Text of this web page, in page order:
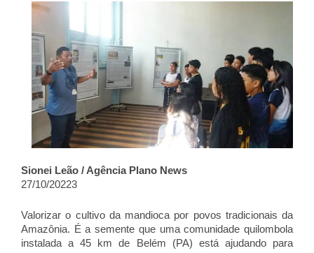
Sionei Leão / Agência Plano News
27/10/20223
Valorizar o cultivo da mandioca por povos tradicionais da
Amazônia. É a semente que uma comunidade quilombola
instalada a 45 km de Belém (PA) está ajudando para